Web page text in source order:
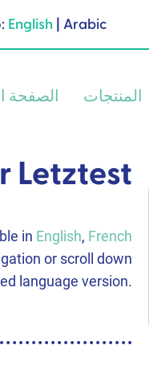
English| Arabic
الصفحة المنتجات
Letztest
in English, French
or scroll down
language version.